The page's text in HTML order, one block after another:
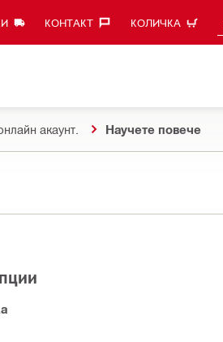
КОНТАКТ‎ КОЛИЧКА
акаунт. Научете повече